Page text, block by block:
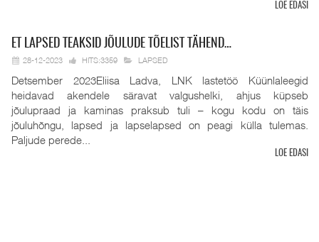
LOE EDASI
ET LAPSED TEAKSID JÕULUDE TÕELIST TÄHEND…
28-12-2023 HITS:3359 LAPSED
Detsember 2023Eliisa Ladva, LNK lastetöö Küünlaleegid
heidavad akendele säravat valgushelki, ahjus küpseb
jõulupraad ja kaminas praksub tuli – kogu kodu on täis
jõuluhõngu, lapsed ja lapselapsed on peagi külla tulemas.
Paljude perede...
LOE EDASI